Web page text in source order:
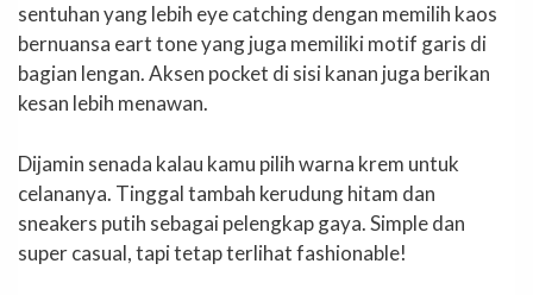
sentuhan yang lebih eye catching dengan memilih kaos
bernuansa eart tone yang juga memiliki motif garis di
bagian lengan. Aksen pocket di sisi kanan juga berikan
kesan lebih menawan.
Dijamin senada kalau kamu pilih warna krem untuk
celananya. Tinggal tambah kerudung hitam dan
sneakers putih sebagai pelengkap gaya. Simple dan
super casual, tapi tetap terlihat fashionable!